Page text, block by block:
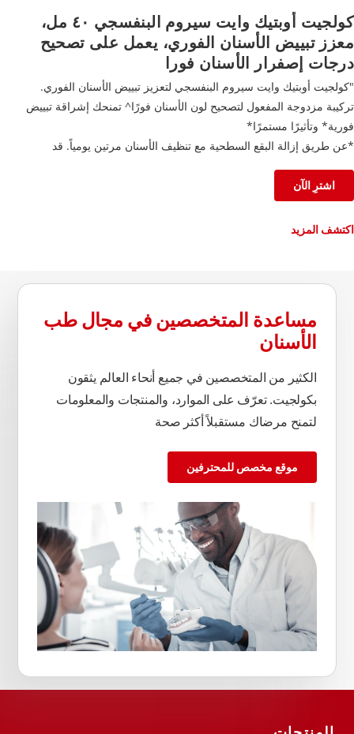
كولجيت أوبتيك وايت سيروم البنفسجي ٤٠ مل،
معزز تبييض الأسنان الفوري، يعمل على تصحيح
درجات إصفرار الأسنان فورا
"كولجيت أوبتيك وايت سيروم البنفسجي لتعزيز تبييض الأسنان الفوري.
تركيبة مزدوجة المفعول لتصحيح لون الأسنان فورًا^ تمنحك إشراقة تبييض
فورية* وتأثيرًا مستمرًا*
*عن طريق إزالة البقع السطحية مع تنظيف الأسنان مرتين يومياً. قد
^التأثير مؤقت."
اشترِ الآن
اكتشف المزيد
مساعدة المتخصصين في مجال طب
الأسنان
الكثير من المتخصصين في جميع أنحاء العالم يثقون
بكولجيت. تعرّف على الموارد، والمنتجات والمعلومات
لتمنح مرضاك مستقبلاً أكثر صحة
موقع مخصص للمحترفين